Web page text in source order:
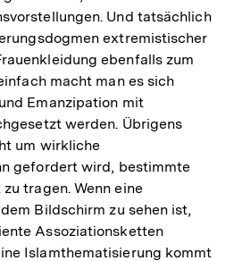
Und tatsächlich
extremistischer
ebenfalls zum
macht man es sich
Emanzipation mit
werden. Übrigens
um wirkliche
gefordert wird, bestimmte
tragen. Wenn eine
Bildschirm zu sehen ist,
Assoziationsketten
Islamthematisierung kommt